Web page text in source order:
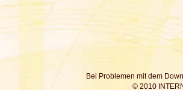
Bei Problemen mit dem
© 2010